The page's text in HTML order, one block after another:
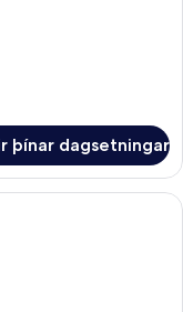
þínar dagsetningar
öryggishólf í herbergi,